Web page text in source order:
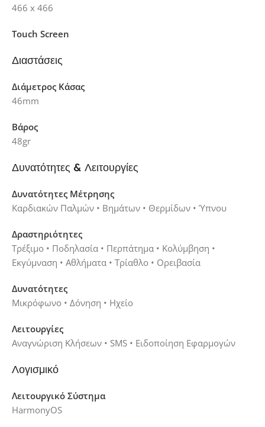
466 x 466
Touch Screen
Διαστάσεις
Διάμετρος Κάσας
46mm
Βάρος
48gr
Δυνατότητες & Λειτουργίες
Δυνατότητες Μέτρησης
Καρδιακών Παλμών • Βημάτων • Θερμίδων • Ύπνου
Δραστηριότητες
Τρέξιμο • Ποδηλασία • Περπάτημα • Κολύμβηση •
Εκγύμναση • Αθλήματα • Τρίαθλο • Ορειβασία
Δυνατότητες
Μικρόφωνο • Δόνηση • Ηχείο
Λειτουργίες
Αναγνώριση Κλήσεων • SMS • Ειδοποίηση Εφαρμογών
Λογισμικό
Λειτουργικό Σύστημα
HarmonyOS